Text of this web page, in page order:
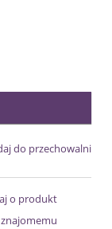
do przechowalni
o produkt